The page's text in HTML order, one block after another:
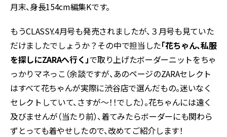
月末、身長154cm編集Kです。
もうCLASSY.4月号も発売されましたが、３月号も見ていた
だけましたでしょうか？その中で担当した「花ちゃん、私服
を探しにZARAへ行く」で取り上げたボーダーニットをちゃ
っかりマネっこ（余談ですが、あのページのZARAセレクト
はすべて花ちゃんが実際に渋谷店で選んだもの。迷いなく
セレクトしていて、さすが～！！でした）。花ちゃんには遠く
及びませんが（当たり前）、着てみたらボーダーにも関わら
ずとっても着やせしたので、改めてご紹介します！